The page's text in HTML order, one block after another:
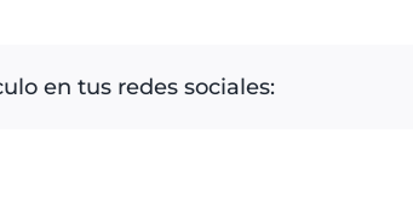
en tus redes sociales: